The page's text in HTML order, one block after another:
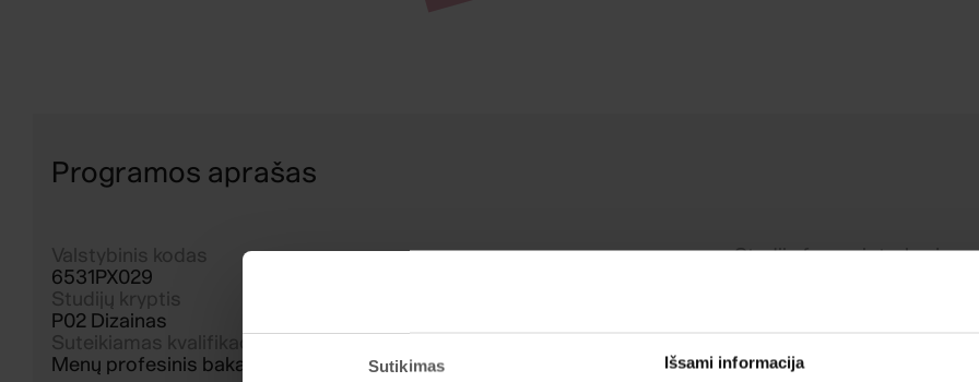
Sutikimas Išsami informacija
Programos aprašas
Valstybinis kodas
6531PX029
Studijų kryptis
P02 Dizainas
Suteikiamas kvalifikacinis laipsnis
Menų profesinis bakalauras
Studijų forma ir trukmė
Nuolatinės studijos